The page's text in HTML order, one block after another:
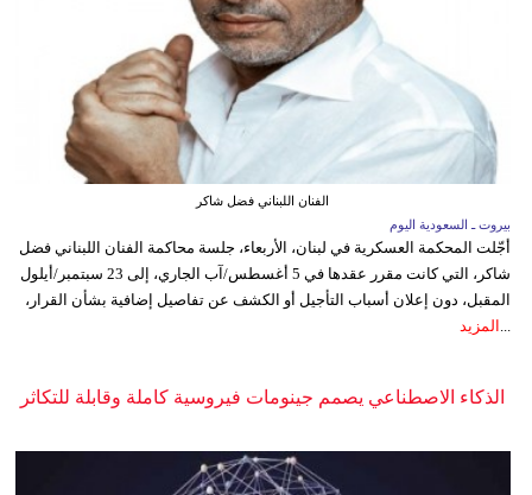
الفنان اللبناني فضل شاكر
بيروت ـ السعودية اليوم
أجّلت المحكمة العسكرية في لبنان، الأربعاء، جلسة محاكمة الفنان اللبناني فضل
شاكر، التي كانت مقرر عقدها في 5 أغسطس/آب الجاري، إلى 23 سبتمبر/أيلول
المقبل، دون إعلان أسباب التأجيل أو الكشف عن تفاصيل إضافية بشأن القرار،
... المزيد
الذكاء الاصطناعي يصمم جينومات فيروسية كاملة وقابلة للتكاثر